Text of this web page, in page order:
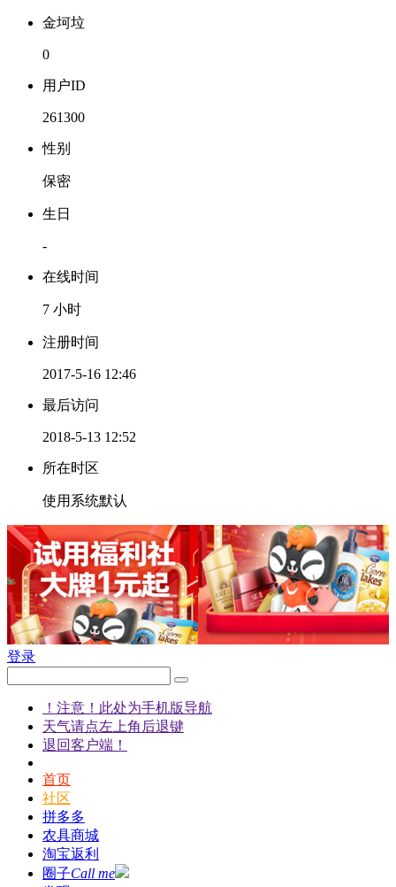
金坷垃
0
用户ID
261300
性别
保密
生日
-
在线时间
7 小时
注册时间
2017-5-16 12:46
最后访问
2018-5-13 12:52
所在时区
使用系统默认
登录
！注意！此处为手机版导航
天气请点左上角后退键
退回客户端！
首页
社区
拼多多
农具商城
淘宝返利
圈子Call me